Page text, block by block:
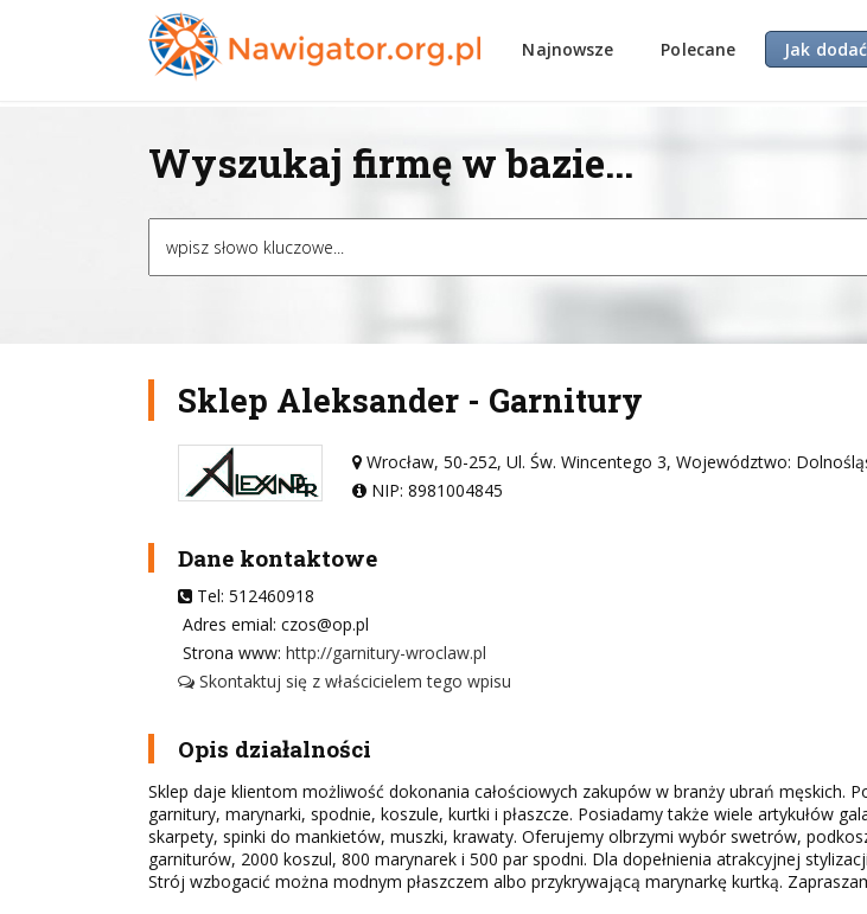
Najnowsze Polecane Jak
Wyszukaj firmę w bazie...
Sklep Aleksander - Garnitury
Wrocław, 50-252, Ul. Św. Wincentego 3, Województwo:
NIP: 8981004845
Dane kontaktowe
Tel: 512460918
Adres emial: czos@op.pl
Strona www: http://garnitury-wroclaw.pl
Skontaktuj się z właścicielem tego wpisu
Opis działalności
Sklep daje klientom możliwość dokonania całościowych zakupów w branży ubrań męskich.
garnitury, marynarki, spodnie, koszule, kurtki i płaszcze. Posiadamy także wiele artykułów
skarpety, spinki do mankietów, muszki, krawaty. Oferujemy olbrzymi wybór swetrów,
garniturów, 2000 koszul, 800 marynarek i 500 par spodni. Dla dopełnienia atrakcyjnej
Strój wzbogacić można modnym płaszczem albo przykrywającą marynarkę kurtką.